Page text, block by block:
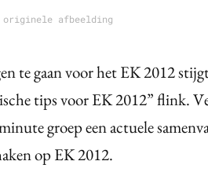
originele afbeelding
te gaan voor het EK 2012
tips voor EK 2012” flink.
groep een actuele
op EK 2012.